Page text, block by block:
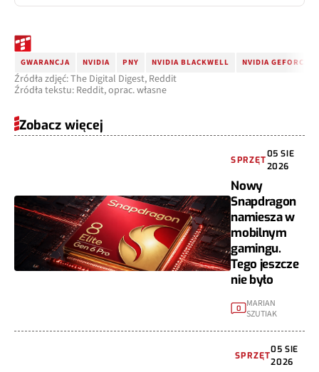
GWARANCJA NVIDIA PNY NVIDIA BLACKWELL NVIDIA GEFORCE
Źródła zdjęć: The Digital Digest, Reddit
Źródła tekstu: Reddit, oprac. własne
Zobacz więcej
SPRZĘT
05 SIE
2026
Nowy
Snapdragon
namiesza w
mobilnym
gamingu.
Tego jeszcze
nie było
0 MARIAN
SZUTIAK
SPRZĘT
05 SIE
2026